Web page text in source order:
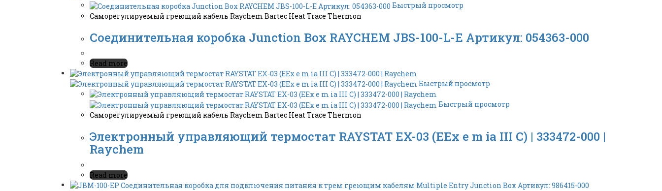
Быстрый просмотр
Саморегулируемый греющий кабель Raychem Bartec Heat Trace Thermon
Соединительная коробка Junction Box RAYCHEM JBS-100-L-E Артикул: 054363-000
Read more
Быстрый просмотр
Быстрый просмотр
Саморегулируемый греющий кабель Raychem Bartec Heat Trace Thermon
Электронный управляющий термостат RAYSTAT EX-03 (EEx e m ia III C) | 333472-000 |
Raychem
Read more